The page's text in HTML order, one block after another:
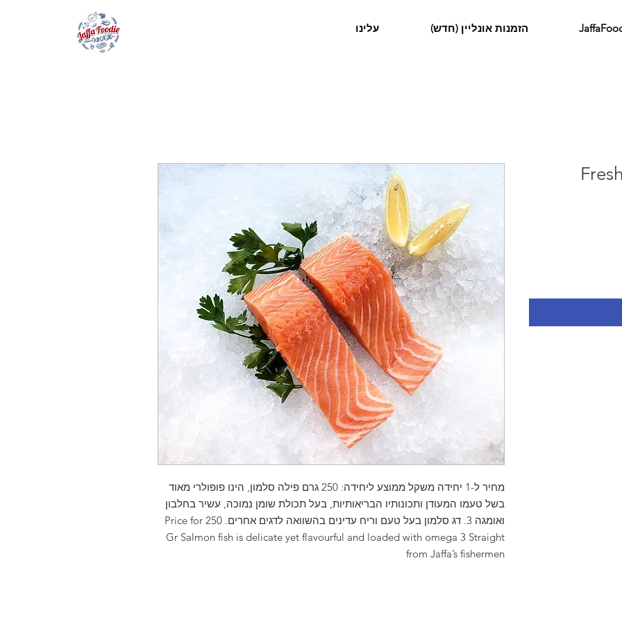
הזמנות אונליין (חדש) עלינו
מחיר ל-1 יחידה משקל ממוצע ליחידה: 250 גרם פילה סלמון, הינו פופולרי מאוד
בשל טעמו המעודן ותכונותיו הבריאותיות, בעל תכולת שומן נמוכה, עשיר בחלבון
ואומגה 3. דג סלמון בעל טעם וריח עדינים בהשוואה לדגים אחרים. Price for 250
Gr Salmon fish is delicate yet flavourful and loaded with omega 3 Straight
from Jaffa’s fishermen